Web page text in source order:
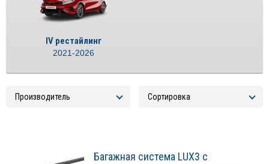
IV рестайлинг
2021-2026
Багажная система LUX3 с